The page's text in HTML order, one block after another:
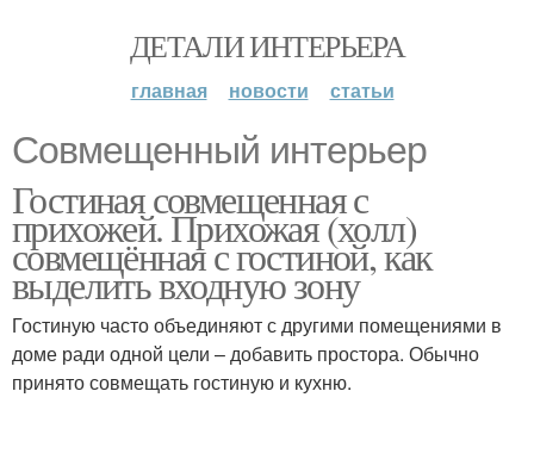
ДЕТАЛИ ИНТЕРЬЕРА
главная новости статьи
Совмещенный интерьер
Гостиная совмещенная с
прихожей. Прихожая (холл)
совмещённая с гостиной, как
выделить входную зону
Гостиную часто объединяют с другими помещениями в
доме ради одной цели – добавить простора. Обычно
принято совмещать гостиную и кухню.